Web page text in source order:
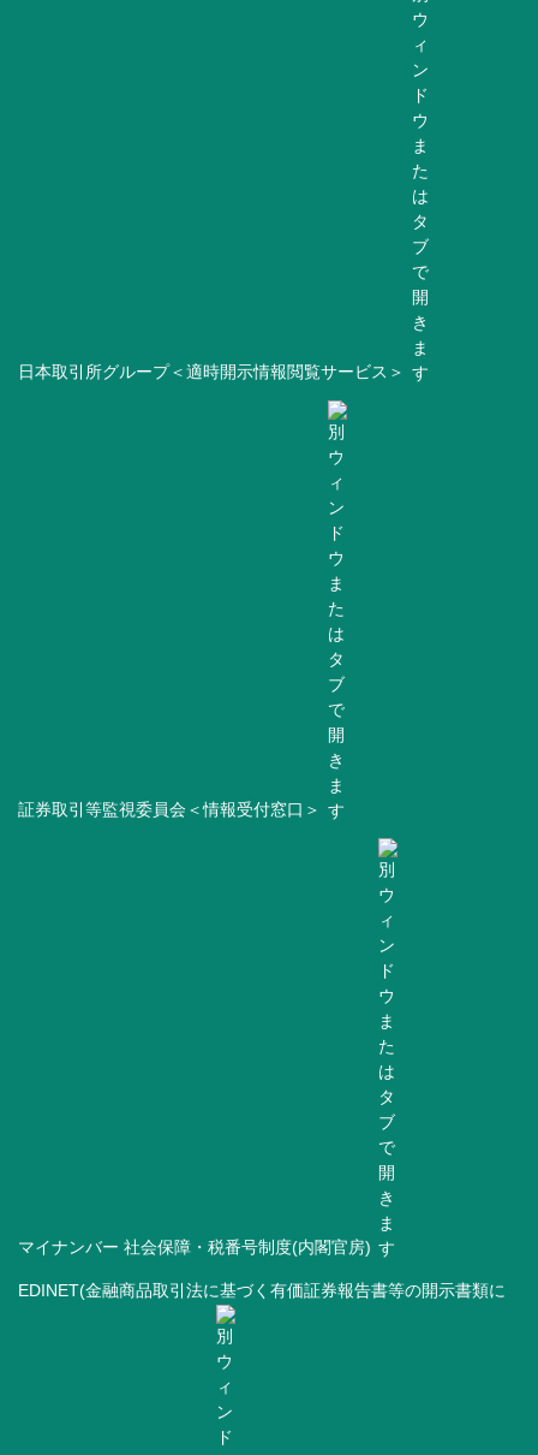
日本取引所グループ＜適時開示情報閲覧サービス＞
証券取引等監視委員会＜情報受付窓口＞
マイナンバー 社会保障・税番号制度(内閣官房)
EDINET(金融商品取引法に基づく有価証券報告書等の開示書類に